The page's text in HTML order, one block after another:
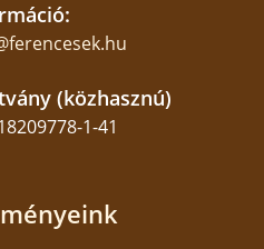
(közhasznú)
1-41